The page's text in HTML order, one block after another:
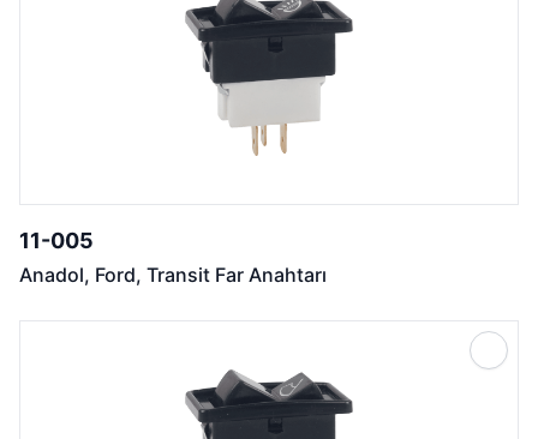
11-005
Anadol, Ford, Transit Far Anahtarı